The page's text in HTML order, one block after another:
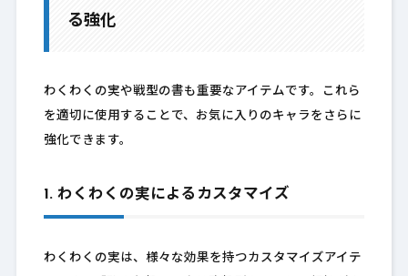
る強化
わくわくの実や戦型の書も重要なアイテムです。これら
を適切に使用することで、お気に入りのキャラをさらに
強化できます。
1. わくわくの実によるカスタマイズ
わくわくの実は、様々な効果を持つカスタマイズアイテ